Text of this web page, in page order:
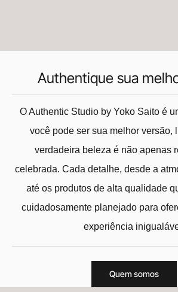
Authentique sua
O Authentic Studio by Yoko Saito é
você pode ser sua melhor versão,
verdadeira beleza é não apenas
celebrada. Cada detalhe, desde a
até os produtos de alta qualidade
cuidadosamente planejado para
experiência
Quem somos